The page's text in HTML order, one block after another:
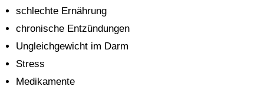
schlechte Ernährung
chronische Entzündungen
Ungleichgewicht im Darm
Stress
Medikamente